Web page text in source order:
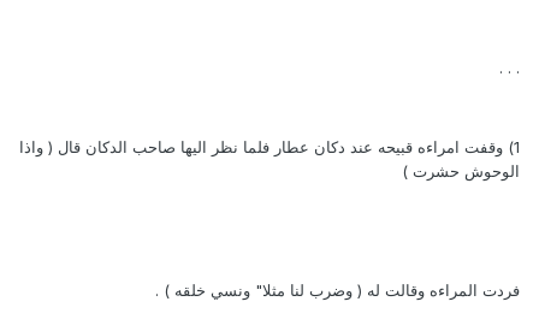
. . .
1) وقفت امراءه قبيحه عند دكان عطار فلما نظر اليها صاحب الدكان قال ( واذا
الوحوش حشرت )
فردت المراءه وقالت له ( وضرب لنا مثلا" ونسي خلقه ) .